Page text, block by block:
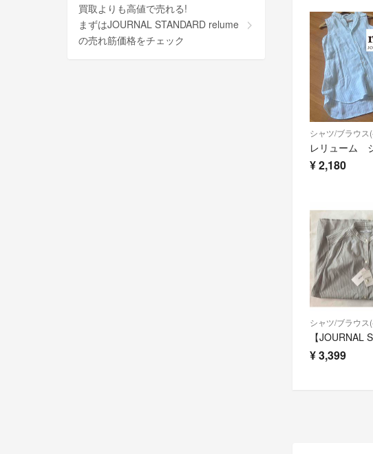
シャツ/ブラウス
¥2,180
シャツ/ブラウス
¥3,399
買取よりも高値で売れる!
まずはJOURNAL STANDARD relume
の売れ筋価格をチェック